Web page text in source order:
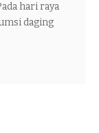
hari raya
daging